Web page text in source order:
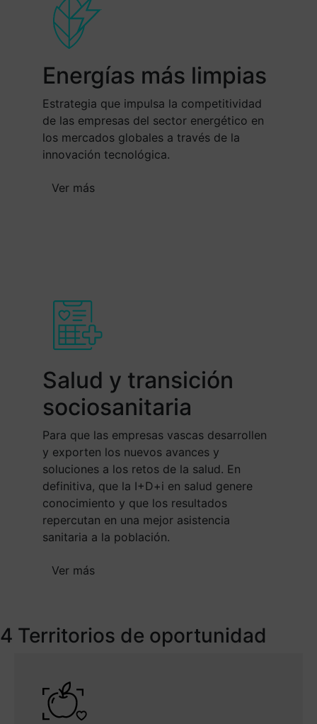
Energías más limpias
Estrategia que impulsa la competitividad
de las empresas del sector energético en
los mercados globales a través de la
innovación tecnológica.
Ver más
Salud y transición
sociosanitaria
Para que las empresas vascas desarrollen
y exporten los nuevos avances y
soluciones a los retos de la salud. En
definitiva, que la I+D+i en salud genere
conocimiento y que los resultados
repercutan en una mejor asistencia
sanitaria a la población.
Ver más
4 Territorios de oportunidad